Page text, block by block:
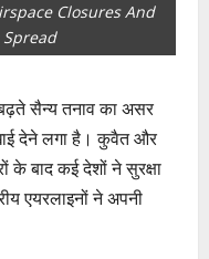
Closures And
सैन्य तनाव का असर
देने लगा है। कुवैत और
के बाद कई देशों ने सुरक्षा
एयरलाइनों ने अपनी